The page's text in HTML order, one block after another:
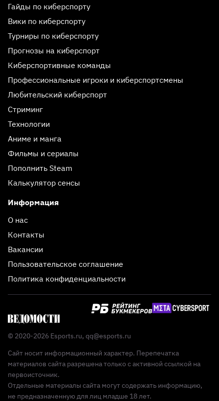
Гайды по киберспорту
Вики по киберспорту
Турниры по киберспорту
Прогнозы на киберспорт
Киберспортивные команды
Профессиональные игроки и киберспортсмены
Любительский киберспорт
Стриминг
Технологии
Аниме и манга
Фильмы и сериалы
Пополнить Steam
Калькулятор сенсы
Информация
О нас
Контакты
Вакансии
Пользовательское соглашение
Политика конфиденциальности
© 2020-2026 Esports.ru, qq@esports.ru
Сайт носит информационный характер. Перепечатка
материалов сайта разрешена только с активной ссылкой на
первоисточник.
Отдельные материалы сайта могут содержать информацию,
не предназначенную для лиц младше 18 лет.